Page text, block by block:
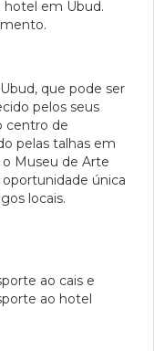
hotel em Ubud.
que pode ser
pelos seus
centro de
pelas talhas em
o Museu de Arte
única
locais.
ao cais e
ao hotel